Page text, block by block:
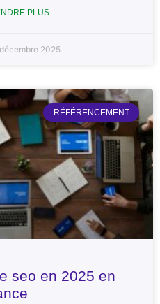
PLUS
2025
RÉFÉRENCEMENT
seo en 2025 en